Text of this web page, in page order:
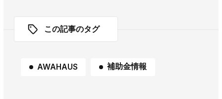
この記事のタグ
AWAHAUS 補助金情報